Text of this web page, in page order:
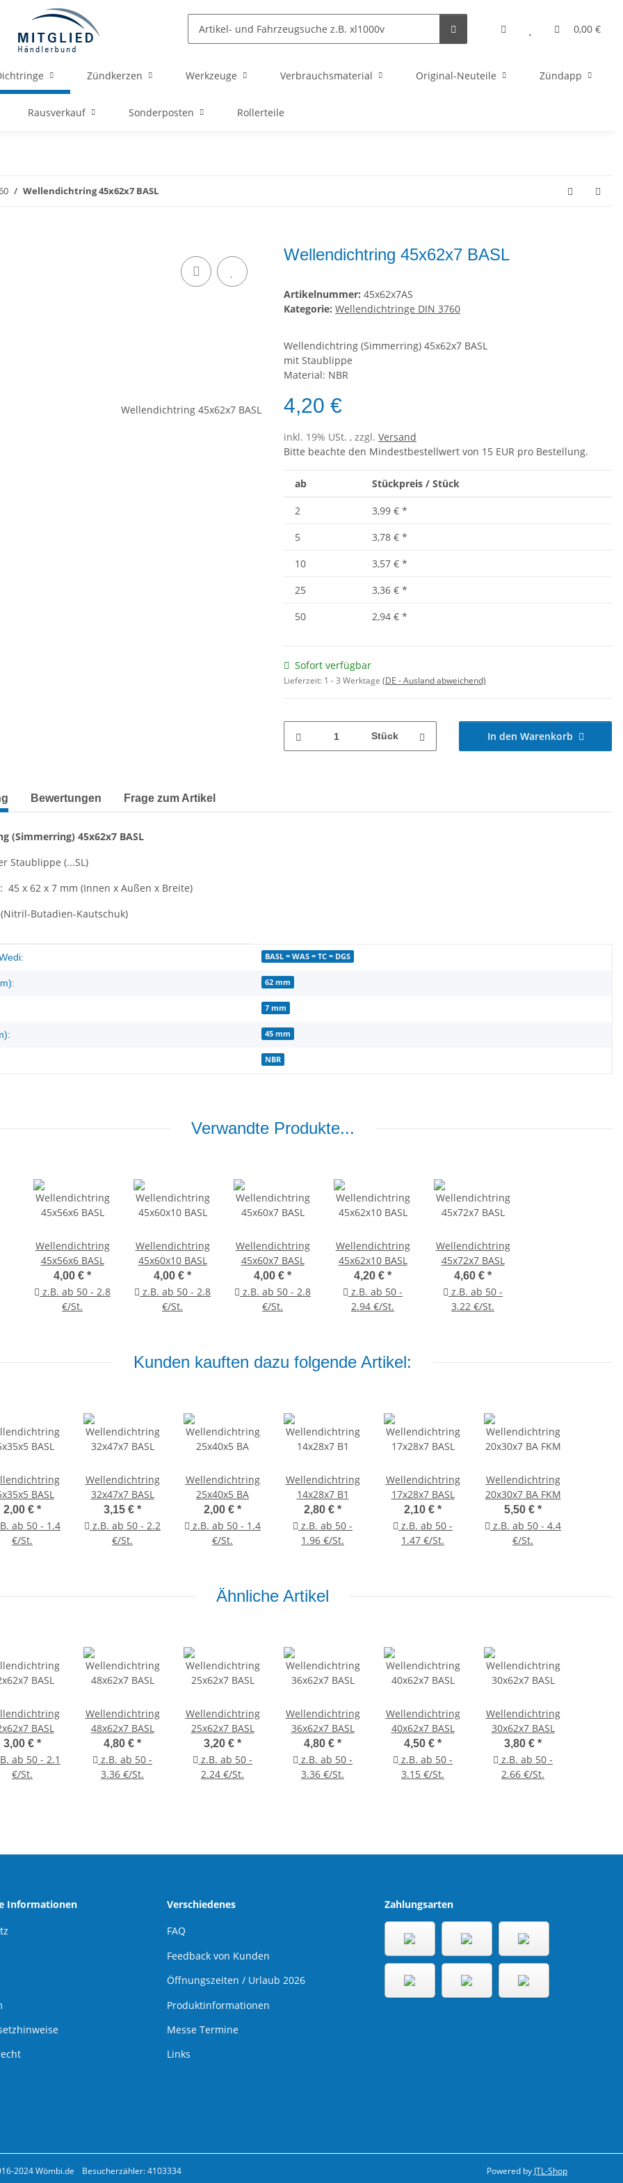
0,00 €
Zündkerzen Werkzeuge Verbrauchsmaterial Original-Neuteile Zündapp
Rausverkauf Sonderposten Rollerteile
Wellendichtring 45x62x7 BASL
Wellendichtring 45x62x7 BASL
Artikelnummer: 45x62x7AS
Kategorie: Wellendichtringe DIN 3760
Wellendichtring (Simmerring) 45x62x7 BASL
mit Staublippe
Material: NBR
4,20 €
inkl. 19% USt. , zzgl. Versand
Bitte beachte den Mindestbestellwert von 15 EUR pro Bestellung.
ab Stückpreis / Stück
2 3,99 € *
5
3,78 € *
10
3,57 € *
25
3,36 € *
50
2,94 € *
Sofort verfügbar
Lieferzeit: 1 - 3 Werktage (DE - Ausland abweichend)
Stück In den Warenkorb
anzeigen
Bewertungen Frage zum Artikel
(Simmerring) 45x62x7 BASL
Staublippe (...SL)
45 x 62 x 7 mm (Innen x Außen x Breite)
Butadien-Kautschuk)
BASL = WAS = TC = DGS
62 mm
7 mm
45 mm
NBR
Verwandte Produkte...
Wellendichtring
45x56x6 BASL
4,00 € *
z.B. ab 50 - 2.8
€/St.
Wellendichtring
45x60x10 BASL
4,00 € *
z.B. ab 50 - 2.8
€/St.
Wellendichtring
45x60x7 BASL
4,00 € *
z.B. ab 50 - 2.8
€/St.
Wellendichtring
45x62x10 BASL
4,20 € *
z.B. ab 50 -
2.94 €/St.
Wellendichtring
45x72x7 BASL
4,60 € *
z.B. ab 50 -
3.22 €/St.
Kunden kauften dazu folgende Artikel:
BASL
2,00 € *
ab 50 - 1.4
€/St.
Wellendichtring
32x47x7 BASL
3,15 € *
z.B. ab 50 - 2.2
€/St.
Wellendichtring
25x40x5 BA
2,00 € *
z.B. ab 50 - 1.4
€/St.
Wellendichtring
14x28x7 B1
2,80 € *
z.B. ab 50 -
1.96 €/St.
Wellendichtring
17x28x7 BASL
2,10 € *
z.B. ab 50 -
1.47 €/St.
Wellendichtring
20x30x7 BA FKM
5,50 € *
z.B. ab 50 - 4.4
€/St.
Ähnliche Artikel
BASL
3,00 € *
ab 50 - 2.1
€/St.
Wellendichtring
48x62x7 BASL
4,80 € *
z.B. ab 50 -
3.36 €/St.
Wellendichtring
25x62x7 BASL
3,20 € *
z.B. ab 50 -
2.24 €/St.
Wellendichtring
36x62x7 BASL
4,80 € *
z.B. ab 50 -
3.36 €/St.
Wellendichtring
40x62x7 BASL
4,50 € *
z.B. ab 50 -
3.15 €/St.
Wellendichtring
30x62x7 BASL
3,80 € *
z.B. ab 50 -
2.66 €/St.
Informationen Verschiedenes
FAQ
Feedback von Kunden
Öffnungszeiten / Urlaub 2026
Produktinformationen
Messe Termine
Links
Zahlungsarten
2024 Wömbi.de Besucherzähler: 4103334 Powered by JTL-Shop